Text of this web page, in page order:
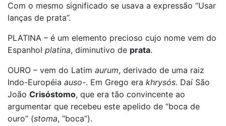
Com o mesmo significado se usava a expressão “Usar
lanças de prata”.
PLATINA – é um elemento precioso cujo nome vem do
Espanhol platina, diminutivo de prata.
OURO – vem do Latim aurum, derivado de uma raiz
Indo-Européia auso-. Em Grego era khrysós. Daí São
João Crisóstomo, que era tão convincente ao
argumentar que recebeu este apelido de “boca de
ouro” (stoma, “boca”).